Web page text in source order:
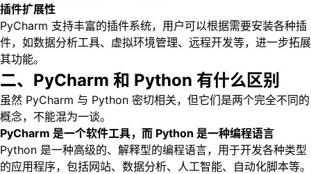
插件扩展性
PyCharm 支持丰富的插件系统，用户可以根据需要安装各种插
件，如数据分析工具、虚拟环境管理、远程开发等，进一步拓展
其功能。
二、PyCharm 和 Python 有什么区别
虽然 PyCharm 与 Python 密切相关，但它们是两个完全不同的
概念，不能混为一谈。
PyCharm 是一个软件工具，而 Python 是一种编程语言
Python 是一种高级的、解释型的编程语言，用于开发各种类型
的应用程序，包括网站、数据分析、人工智能、自动化脚本等。